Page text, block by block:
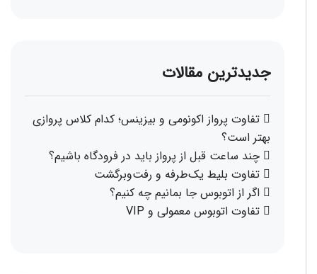
جدیدترین مقالات
تفاوت پرواز اکونومی و بیزینس؛ کدام کلاس پروازی
بهتر است؟
چند ساعت قبل از پرواز باید در فرودگاه باشیم؟
تفاوت بلیط یک‌طرفه و رفت‌وبرگشت
اگر از اتوبوس جا بمانیم چه کنیم؟
تفاوت اتوبوس معمولی و VIP